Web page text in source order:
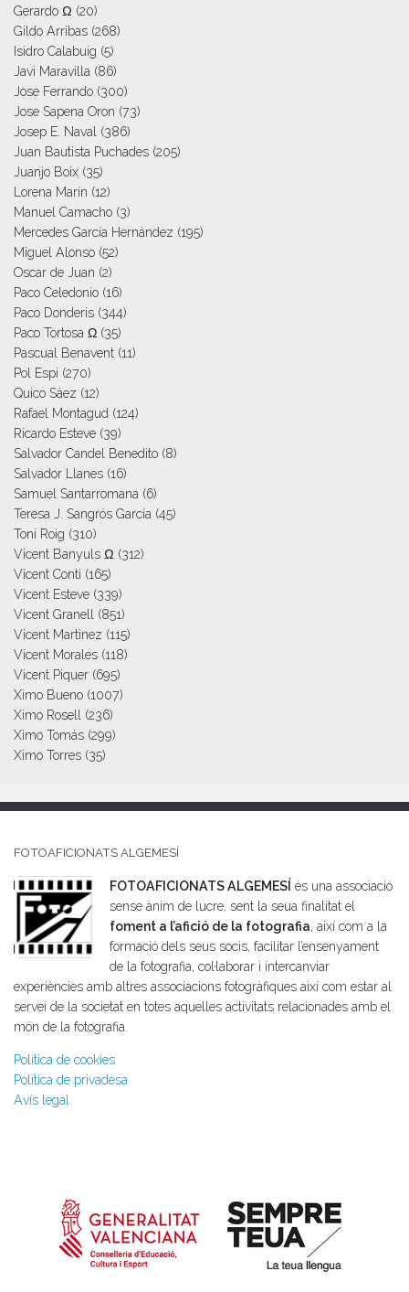
Gerardo Ω (20)
Gildo Arribas (268)
Isidro Calabuig (5)
Javi Maravilla (86)
Jose Ferrando (300)
Jose Sapena Oron (73)
Josep E. Naval
(386)
Juan Bautista Puchades (205)
Juanjo Boix (35)
Lorena Marín (12)
Manuel Camacho (3)
Mercedes García Hernández (195)
Miguel Alonso (52)
Oscar de Juan (2)
Paco Celedonio (16)
Paco Donderis (344)
Paco Tortosa Ω (35)
Pascual Benavent (11)
Pol Espi (270)
Quico Sáez (12)
Rafael Montagud (124)
Ricardo Esteve (39)
Salvador Candel Benedito (8)
Salvador Llanes (16)
Samuel Santarromana (6)
Teresa J. Sangrós García (45)
Toni Roig (310)
Vicent Banyuls Ω (312)
Vicent Conti (165)
Vicent Esteve (339)
Vicent Granell
(851)
Vicent Martinez (115)
Vicent Morales (118)
Vicent Piquer (695)
Ximo Bueno (1007)
Ximo Rosell
(236)
Ximo Tomás (299)
Ximo Torres (35)
FOTOAFICIONATS ALGEMESÍ
FOTOAFICIONATS ALGEMESÍ és una associació
sense ànim de lucre, sent la seua finalitat el
foment a l’afició de la fotografia, així com a la
formació dels seus socis, facilitar l’ensenyament
de la fotografia, col·laborar i intercanviar
experiències amb altres associacions fotogràfiques així com estar al
servei de la societat en totes aquelles activitats relacionades amb el
món de la fotografia.
Política de cookies
Política de privadesa
Avís legal